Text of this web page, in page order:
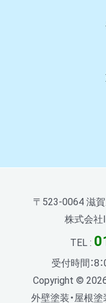
〒523-0064 滋
株式会社I
TEL :
受付時間：8
Copyright ©
外壁塗装・屋根塗